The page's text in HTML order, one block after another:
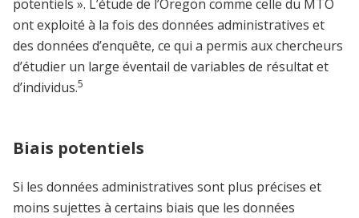
potentiels ». L’étude de l’Oregon comme celle du MTO
ont exploité à la fois des données administratives et
des données d’enquête, ce qui a permis aux chercheurs
d’étudier un large éventail de variables de résultat et
d’individus.5
Biais potentiels
Si les données administratives sont plus précises et
moins sujettes à certains biais que les données